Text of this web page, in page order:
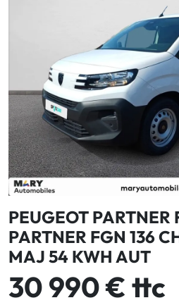
PEUGEOT PARTNER
PARTNER FGN 136
MAJ 54 KWH AUT
30 990 € ttc